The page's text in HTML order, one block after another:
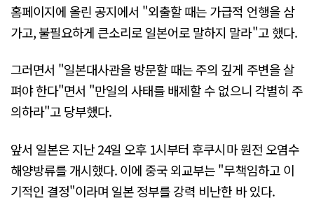
홈페이지에 올린 공지에서 "외출할 때는 가급적 언행을 삼
가고, 불필요하게 큰소리로 일본어로 말하지 말라"고 했다.
그러면서 "일본대사관을 방문할 때는 주의 깊게 주변을 살
펴야 한다"면서 "만일의 사태를 배제할 수 없으니 각별히 주
의하라"고 당부했다.
앞서 일본은 지난 24일 오후 1시부터 후쿠시마 원전 오염수
해양방류를 개시했다. 이에 중국 외교부는 "무책임하고 이
기적인 결정"이라며 일본 정부를 강력 비난한 바 있다.